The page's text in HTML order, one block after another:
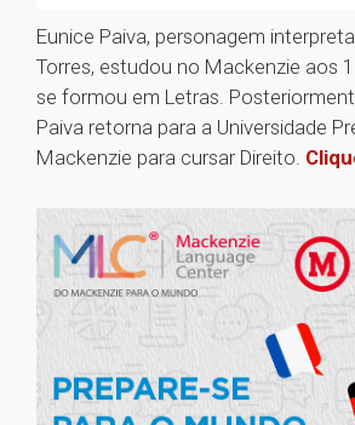
Eunice Paiva, personagem
Torres, estudou no Mackenzie aos
se formou em Letras.
Paiva retorna para a Universidade
Mackenzie para cursar Direito.
1